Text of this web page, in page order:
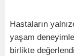
Hastaların
yaşam
birlikte